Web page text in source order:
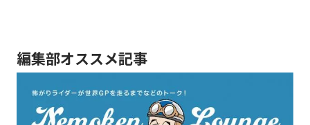
編集部オススメ記事